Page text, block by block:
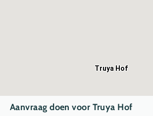
Truya Hof
Aanvraag doen voor Truya Hof